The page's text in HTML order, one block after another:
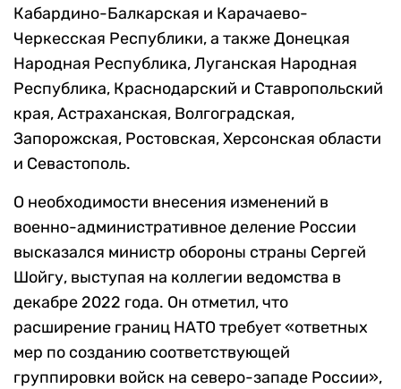
Кабардино-Балкарская и Карачаево-
Черкесская Республики, а также Донецкая
Народная Республика, Луганская Народная
Республика, Краснодарский и Ставропольский
края, Астраханская, Волгоградская,
Запорожская, Ростовская, Херсонская области
и Севастополь.
О необходимости внесения изменений в
военно-административное деление России
высказался министр обороны страны Сергей
Шойгу, выступая на коллегии ведомства в
декабре 2022 года. Он отметил, что
расширение границ НАТО требует «ответных
мер по созданию соответствующей
группировки войск на северо-западе России»,